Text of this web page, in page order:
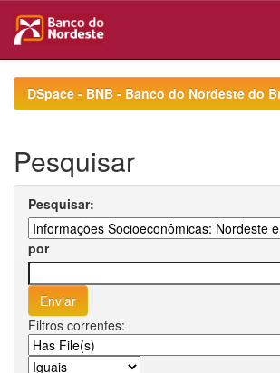
navigationDSpace - BNB - Banco do Nordeste do
Pesquisar
Pesquisar:
por
Filtros correntes: